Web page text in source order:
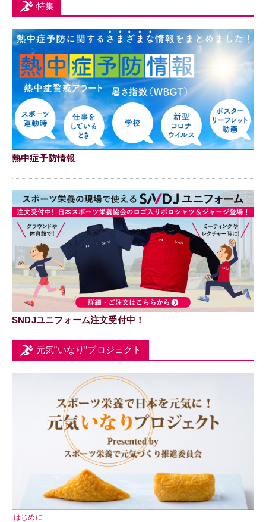
特集
熱中症予防情報
SNDJユニフォーム注文受付中！
元気”いなり”プロジェクト
はじめに